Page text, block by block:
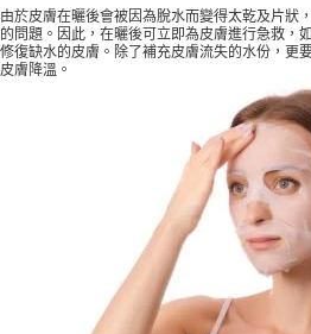
由於皮膚在曬後會被因為脫水而變得太乾及片狀
的問題。因此，在曬後可立即為皮膚進行急救，
修復缺水的皮膚。除了補充皮膚流失的水份，更
皮膚降溫。